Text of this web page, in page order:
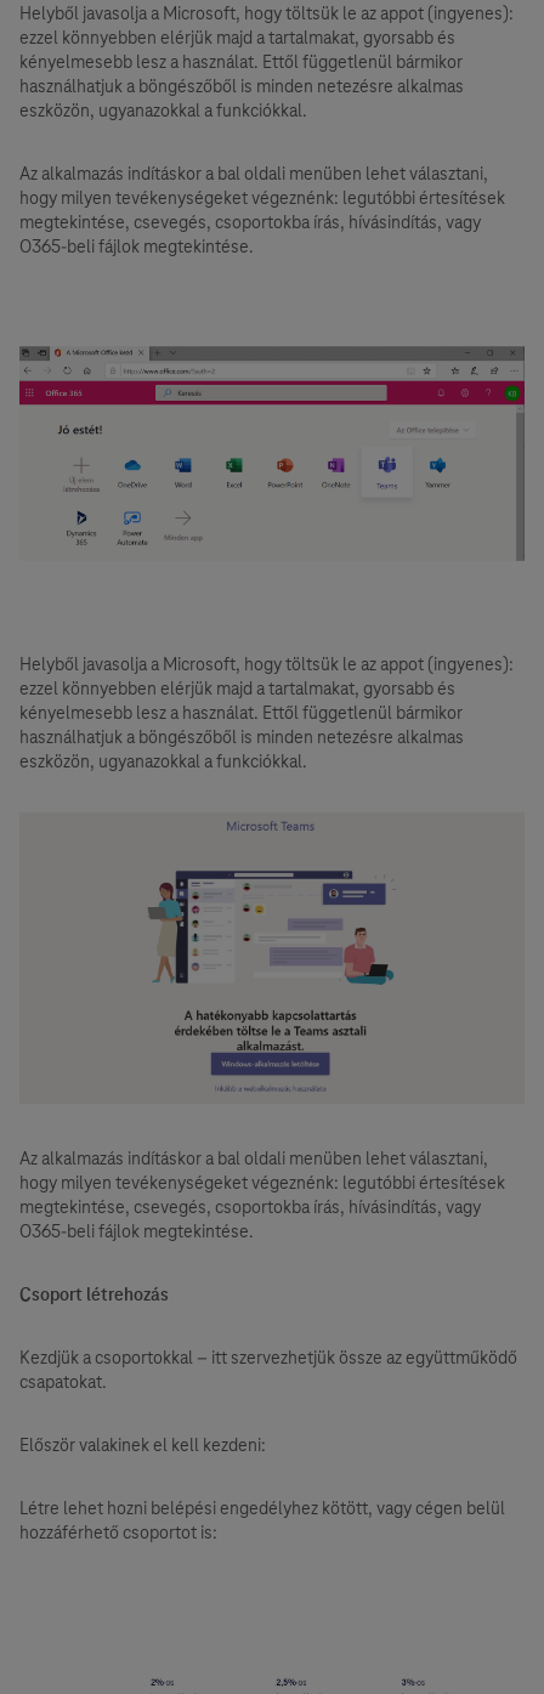
Helyből javasolja a Microsoft, hogy töltsük le az appot (ingyenes):
ezzel könnyebben elérjük majd a tartalmakat, gyorsabb és
kényelmesebb lesz a használat. Ettől függetlenül bármikor
használhatjuk a böngészőből is minden netezésre alkalmas
eszközön, ugyanazokkal a funkciókkal.
Az alkalmazás indításkor a bal oldali menüben lehet választani,
hogy milyen tevékenységeket végeznénk: legutóbbi értesítések
megtekintése, csevegés, csoportokba írás, hívásindítás, vagy
O365-beli fájlok megtekintése.
Helyből javasolja a Microsoft, hogy töltsük le az appot (ingyenes):
ezzel könnyebben elérjük majd a tartalmakat, gyorsabb és
kényelmesebb lesz a használat. Ettől függetlenül bármikor
használhatjuk a böngészőből is minden netezésre alkalmas
eszközön, ugyanazokkal a funkciókkal.
Az alkalmazás indításkor a bal oldali menüben lehet választani,
hogy milyen tevékenységeket végeznénk: legutóbbi értesítések
megtekintése, csevegés, csoportokba írás, hívásindítás, vagy
O365-beli fájlok megtekintése.
Csoport létrehozás
Kezdjük a csoportokkal – itt szervezhetjük össze az együttműködő
csapatokat.
Először valakinek el kell kezdeni:
Létre lehet hozni belépési engedélyhez kötött, vagy cégen belül
hozzáférhető csoportot is: